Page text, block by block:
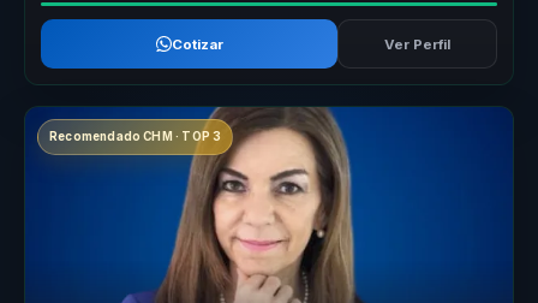
Cotizar Ver Perfil
Recomendado CHM · TOP 3